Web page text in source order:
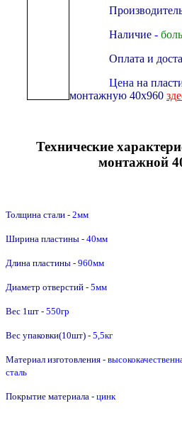
Наличие -
Оплата и
Цена на
монтажную 40х960
Технические
монтажной
Толщина стали - 2мм
Ширина пластины - 40мм
Длина пластины - 960мм
Диаметр отверстий - 5мм
Вес 1шт - 550гр
Вес упаковки(10шт) - 5,5кг
Материал изготовления -
сталь
Покрытие материала - цинк